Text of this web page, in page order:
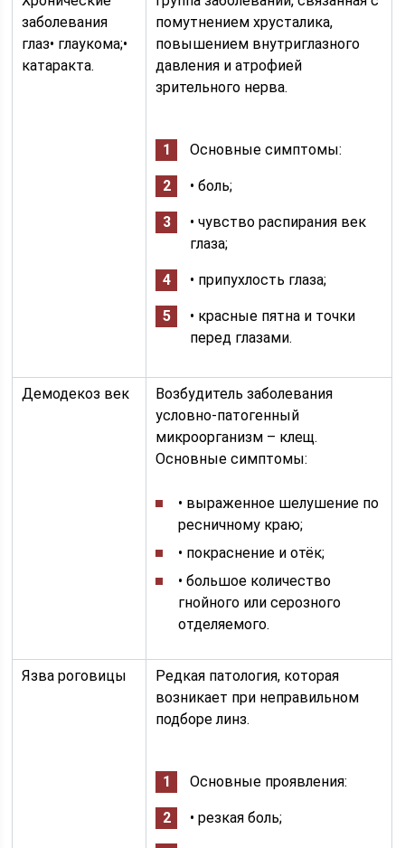
заболевания
глаз• глаукома;•
катаракта.
помутнением хрусталика,
повышением внутриглазного
давления и атрофией
зрительного нерва.
Основные симптомы:
• боль;
• чувство распирания век
глаза;
• припухлость глаза;
• красные пятна и точки
перед глазами.
Демодекоз век
Возбудитель заболевания
условно-патогенный
микроорганизм – клещ.
Основные симптомы:
• выраженное шелушение по
ресничному краю;
• покраснение и отёк;
• большое количество
гнойного или серозного
отделяемого.
Язва роговицы
Редкая патология, которая
возникает при неправильном
подборе линз.
Основные проявления:
• резкая боль;